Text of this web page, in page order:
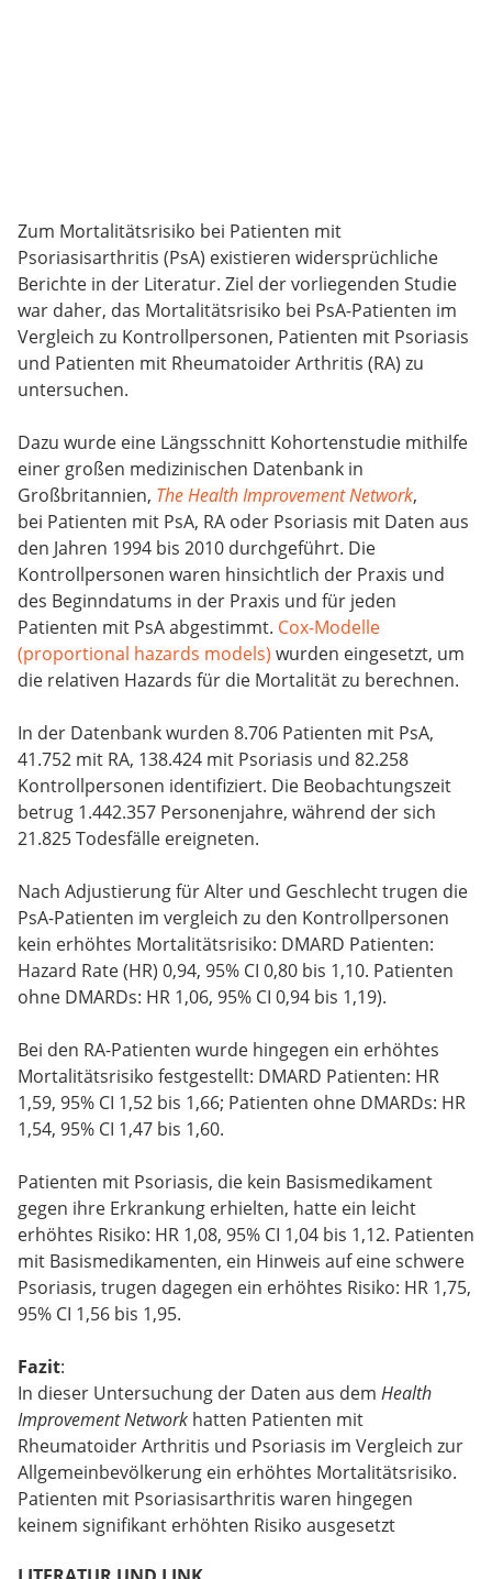
Zum Mortalitätsrisiko bei Patienten mit
Psoriasisarthritis (PsA) existieren widersprüchliche
Berichte in der Literatur. Ziel der vorliegenden Studie
war daher, das Mortalitätsrisiko bei PsA-Patienten im
Vergleich zu Kontrollpersonen, Patienten mit Psoriasis
und Patienten mit Rheumatoider Arthritis (RA) zu
untersuchen.
Dazu wurde eine Längsschnitt Kohortenstudie mithilfe
einer großen medizinischen Datenbank in
Großbritannien, The Health Improvement Network,
bei Patienten mit PsA, RA oder Psoriasis mit Daten aus
den Jahren 1994 bis 2010 durchgeführt. Die
Kontrollpersonen waren hinsichtlich der Praxis und
des Beginndatums in der Praxis und für jeden
Patienten mit PsA abgestimmt. Cox-Modelle
(proportional hazards models) wurden eingesetzt, um
die relativen Hazards für die Mortalität zu berechnen.
In der Datenbank wurden 8.706 Patienten mit PsA,
41.752 mit RA, 138.424 mit Psoriasis und 82.258
Kontrollpersonen identifiziert. Die Beobachtungszeit
betrug 1.442.357 Personenjahre, während der sich
21.825 Todesfälle ereigneten.
Nach Adjustierung für Alter und Geschlecht trugen die
PsA-Patienten im vergleich zu den Kontrollpersonen
kein erhöhtes Mortalitätsrisiko: DMARD Patienten:
Hazard Rate (HR) 0,94, 95% CI 0,80 bis 1,10. Patienten
ohne DMARDs: HR 1,06, 95% CI 0,94 bis 1,19).
Bei den RA-Patienten wurde hingegen ein erhöhtes
Mortalitätsrisiko festgestellt: DMARD Patienten: HR
1,59, 95% CI 1,52 bis 1,66; Patienten ohne DMARDs: HR
1,54, 95% CI 1,47 bis 1,60.
Patienten mit Psoriasis, die kein Basismedikament
gegen ihre Erkrankung erhielten, hatte ein leicht
erhöhtes Risiko: HR 1,08, 95% CI 1,04 bis 1,12. Patienten
mit Basismedikamenten, ein Hinweis auf eine schwere
Psoriasis, trugen dagegen ein erhöhtes Risiko: HR 1,75,
95% CI 1,56 bis 1,95.
Fazit:
In dieser Untersuchung der Daten aus dem Health
Improvement Network hatten Patienten mit
Rheumatoider Arthritis und Psoriasis im Vergleich zur
Allgemeinbevölkerung ein erhöhtes Mortalitätsrisiko.
Patienten mit Psoriasisarthritis waren hingegen
keinem signifikant erhöhten Risiko ausgesetzt